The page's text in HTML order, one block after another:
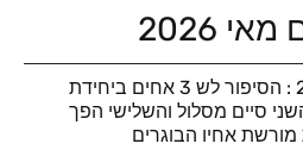
2026
סוף מסלול יהלם מאי 2026 : הסיפור לש 3 אחים ביחידת
סיים מסלול והשלישי הפך
אחיו הבוגרים